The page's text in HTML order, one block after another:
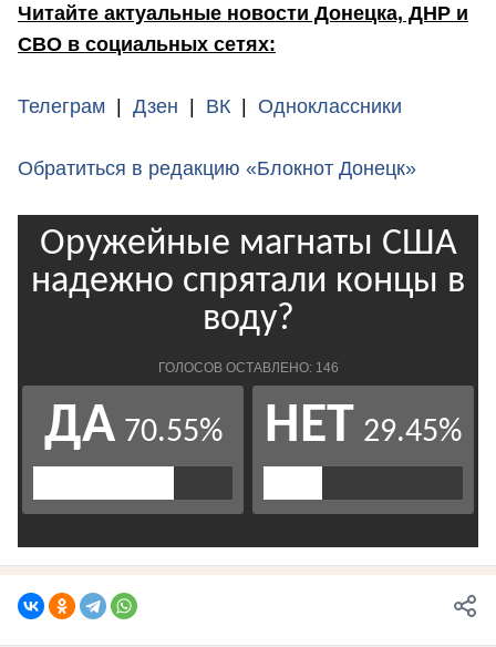
Читайте актуальные новости Донецка, ДНР и
СВО в социальных сетях:
Телеграм Дзен ВК Одноклассники
Обратиться в редакцию «Блокнот Донецк»